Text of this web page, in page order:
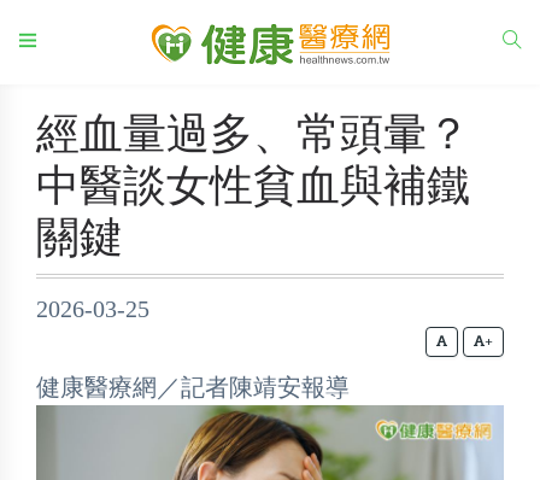
經血量過多、常頭暈？
中醫談女性貧血與補鐵
關鍵
2026-03-25
+
健康醫療網／記者陳靖安報導